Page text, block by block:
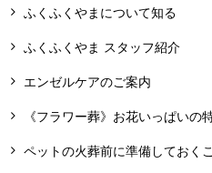
ふくふくやまについて知る
ふくふくやま スタッフ紹介
エンゼルケアのご案内
《フラワー葬》お花いっぱいの
ペットの火葬前に準備しておく